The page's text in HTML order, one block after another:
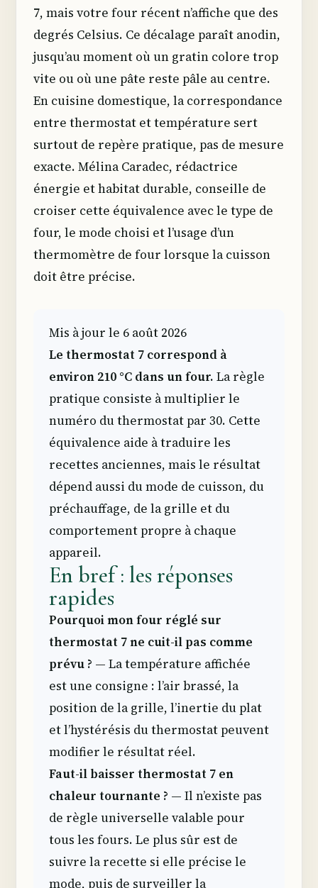
7, mais votre four récent n’affiche que des
degrés Celsius. Ce décalage paraît anodin,
jusqu’au moment où un gratin colore trop
vite ou où une pâte reste pâle au centre.
En cuisine domestique, la correspondance
entre thermostat et température sert
surtout de repère pratique, pas de mesure
exacte. Mélina Caradec, rédactrice
énergie et habitat durable, conseille de
croiser cette équivalence avec le type de
four, le mode choisi et l’usage d’un
thermomètre de four lorsque la cuisson
doit être précise.
Mis à jour le 6 août 2026
Le thermostat 7 correspond à
environ 210 °C dans un four. La règle
pratique consiste à multiplier le
numéro du thermostat par 30. Cette
équivalence aide à traduire les
recettes anciennes, mais le résultat
dépend aussi du mode de cuisson, du
préchauffage, de la grille et du
comportement propre à chaque
appareil.
En bref : les réponses
rapides
Pourquoi mon four réglé sur
thermostat 7 ne cuit-il pas comme
prévu ? — La température affichée
est une consigne : l’air brassé, la
position de la grille, l’inertie du plat
et l’hystérésis du thermostat peuvent
modifier le résultat réel.
Faut-il baisser thermostat 7 en
chaleur tournante ? — Il n’existe pas
de règle universelle valable pour
tous les fours. Le plus sûr est de
suivre la recette si elle précise le
mode, puis de surveiller la